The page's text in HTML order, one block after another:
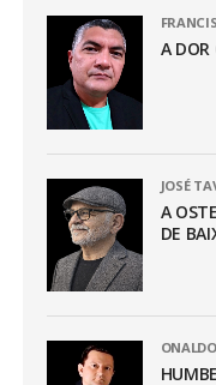
A DOR
JOSÉ
A
DE